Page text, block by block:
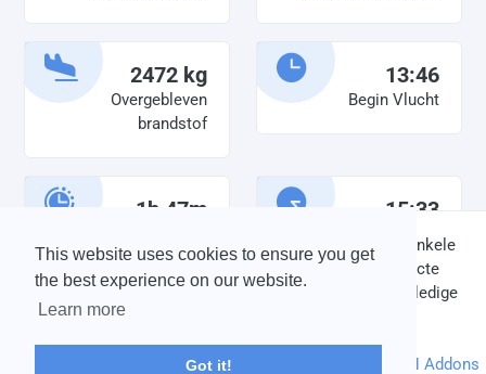
This website uses cookies to ensure you get
the best experience on our website.
Learn more
Got it!
2472 kg
Overgebleven
brandstof
13:46
Begin Vlucht
1h 47m 15:33
Einde vlucht
DISCLAIMER: V-Bird Virtual Airlines Group kan op geen enkele
wijze aansprakelijkheid aanvaarden voor directe of indirecte
schade die is ontstaan ten gevolge van onjuiste of onvolledige
informatie op deze website.
© 2004 - 2026 V-Bird Virtual Airlines Group |Credits
Powered byphpVMS DH Addons